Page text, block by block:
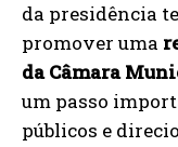
da presidência
promover uma
da Câmara
um passo
públicos e